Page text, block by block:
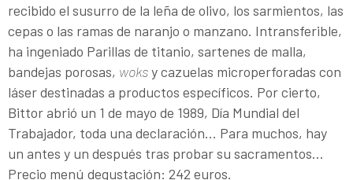
recibido el susurro de la leña de olivo, los sarmientos, las
cepas o las ramas de naranjo o manzano. Intransferible,
ha ingeniado Parillas de titanio, sartenes de malla,
bandejas porosas, woksy cazuelas microperforadas con
láser destinadas a productos específicos. Por cierto,
Bittor abrió un 1 de mayo de 1989, Día Mundial del
Trabajador, toda una declaración... Para muchos, hay
un antes y un después tras probar su sacramentos...
Precio menú degustación: 242 euros.